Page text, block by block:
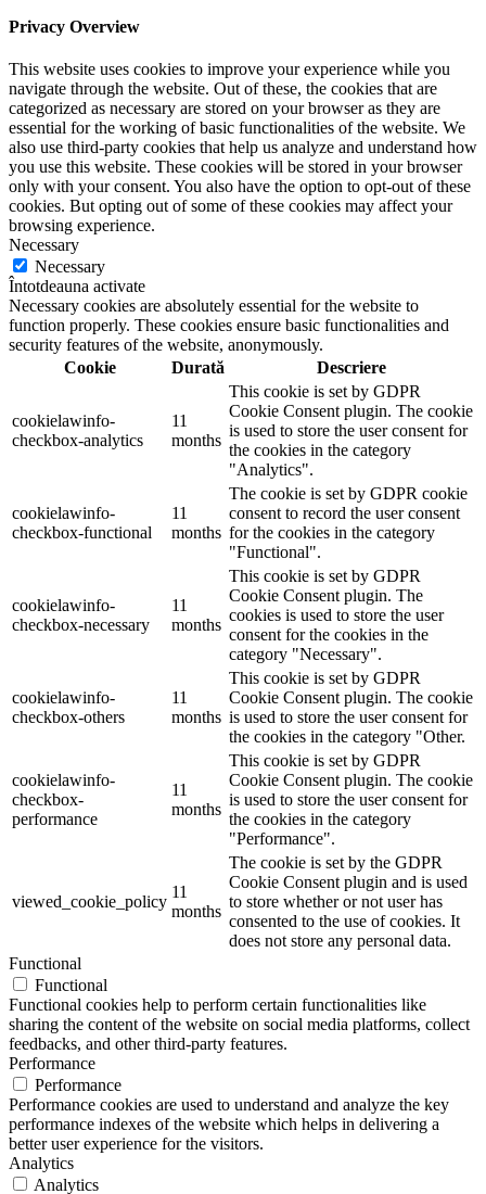
Privacy Overview
This website uses cookies to improve your experience while you
navigate through the website. Out of these, the cookies that are
categorized as necessary are stored on your browser as they are
essential for the working of basic functionalities of the website. We
also use third-party cookies that help us analyze and understand how
you use this website. These cookies will be stored in your browser
only with your consent. You also have the option to opt-out of these
cookies. But opting out of some of these cookies may affect your
browsing experience.
Necessary
Necessary
Întotdeauna activate
Necessary cookies are absolutely essential for the website to
function properly. These cookies ensure basic functionalities and
security features of the website, anonymously.
Cookie
Durată Descriere
cookielawinfo-
checkbox-analytics
11
months
This cookie is set by GDPR
Cookie Consent plugin. The cookie
is used to store the user consent for
the cookies in the category
"Analytics".
cookielawinfo-
checkbox-functional
11
months
The cookie is set by GDPR cookie
consent to record the user consent
for the cookies in the category
"Functional".
cookielawinfo-
checkbox-necessary
11
months
This cookie is set by GDPR
Cookie Consent plugin. The
cookies is used to store the user
consent for the cookies in the
category "Necessary".
cookielawinfo-
checkbox-others
11
months
This cookie is set by GDPR
Cookie Consent plugin. The cookie
is used to store the user consent for
the cookies in the category "Other.
cookielawinfo-
checkbox-
performance
11
months
This cookie is set by GDPR
Cookie Consent plugin. The cookie
is used to store the user consent for
the cookies in the category
"Performance".
viewed_cookie_policy
11
months
The cookie is set by the GDPR
Cookie Consent plugin and is used
to store whether or not user has
consented to the use of cookies. It
does not store any personal data.
Functional
Functional
Functional cookies help to perform certain functionalities like
sharing the content of the website on social media platforms, collect
feedbacks, and other third-party features.
Performance
Performance
Performance cookies are used to understand and analyze the key
performance indexes of the website which helps in delivering a
better user experience for the visitors.
Analytics
Analytics